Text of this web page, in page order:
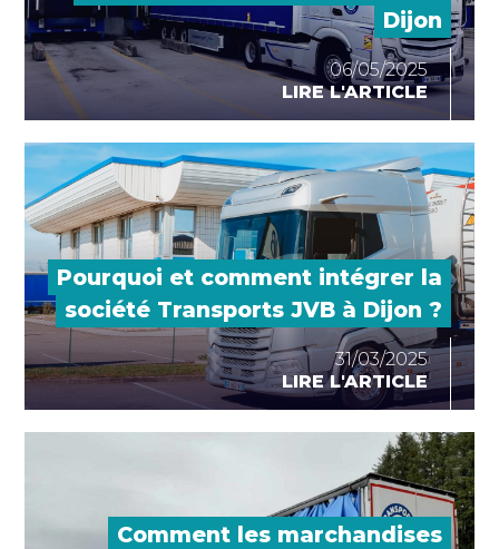
Dijon
06/05/2025
LIRE L'ARTICLE
Pourquoi et comment intégrer la
société Transports JVB à Dijon ?
31/03/2025
LIRE L'ARTICLE
Comment les marchandises